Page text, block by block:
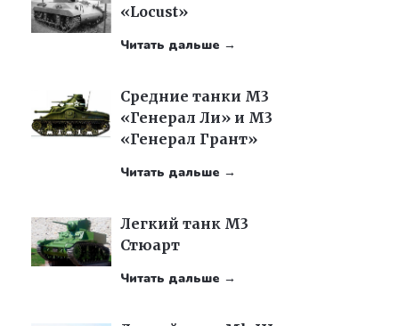
«Locust»
Читать дальше →
Средние танки M3
«Генерал Ли» и M3
«Генерал Грант»
Читать дальше →
Легкий танк М3
Стюарт
Читать дальше →